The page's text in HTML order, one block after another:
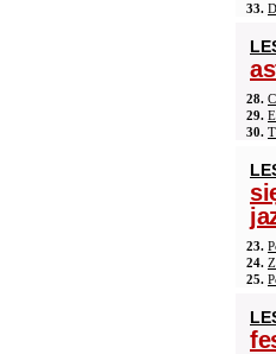
33.
28.
29.
30.
23.
24.
25.